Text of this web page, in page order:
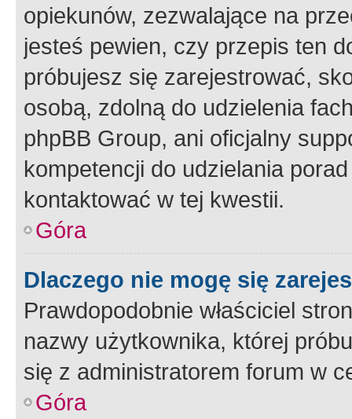
opiekunów, zezwalające na
jesteś pewien, czy przepis ten
próbujesz się zarejestrować,
osobą, zdolną do udzielenia
phpBB Group, ani oficjalny
kompetencji do udzielania
kontaktować w tej kwestii.
Góra
Dlaczego nie mogę się
Prawdopodobnie właściciel
nazwy użytkownika, której
się z administratorem forum w
Góra